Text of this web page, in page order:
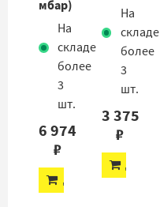
мбар)
На
складе
более
3
шт.
6 974
₽
ДОБАВИТЬ
На
складе
более
3
шт.
3 375
₽